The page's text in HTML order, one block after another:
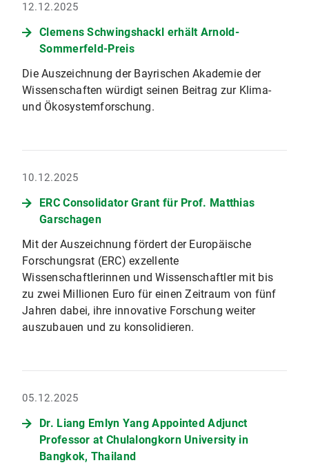
12.12.2025
Clemens Schwingshackl erhält Arnold-
Sommerfeld-Preis
Die Auszeichnung der Bayrischen Akademie der
Wissenschaften würdigt seinen Beitrag zur Klima-
und Ökosystemforschung.
10.12.2025
ERC Consolidator Grant für Prof. Matthias
Garschagen
Mit der Auszeichnung fördert der Europäische
Forschungsrat (ERC) exzellente
Wissenschaftlerinnen und Wissenschaftler mit bis
zu zwei Millionen Euro für einen Zeitraum von fünf
Jahren dabei, ihre innovative Forschung weiter
auszubauen und zu konsolidieren.
05.12.2025
Dr. Liang Emlyn Yang Appointed Adjunct
Professor at Chulalongkorn University in
Bangkok, Thailand